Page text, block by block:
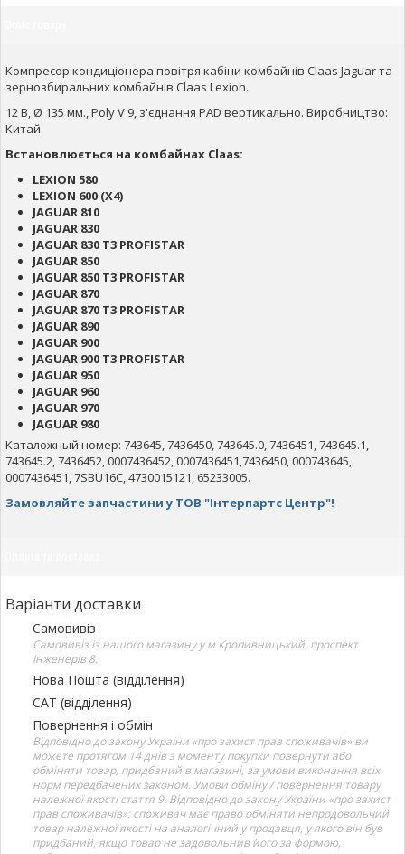
Компресор кондиціонера повітря кабіни комбайнів Claas Jaguar та
зернозбиральних комбайнів Claas Lexion.
12 В, Ø 135 мм., Poly V 9, з'єднання PAD вертикально. Виробництво:
Китай.
Встановлюється на комбайнах Claas:
LEXION 580
LEXION 600 (X4)
JAGUAR 810
JAGUAR 830
JAGUAR 830 T3 PROFISTAR
JAGUAR 850
JAGUAR 850 T3 PROFISTAR
JAGUAR 870
JAGUAR 870 T3 PROFISTAR
JAGUAR 890
JAGUAR 900
JAGUAR 900 T3 PROFISTAR
JAGUAR 950
JAGUAR 960
JAGUAR 970
JAGUAR 980
Каталожный номер: 743645, 7436450, 743645.0, 7436451, 743645.1,
743645.2, 7436452, 0007436452, 0007436451,7436450, 000743645,
0007436451, 7SBU16C, 4730015121, 65233005.
Замовляйте запчастини у ТОВ "Інтерпартс Центр"!
Варіанти доставки
Самовивіз
Самовивіз із нашого магазину у м Кропивницький, проспект
Інженерів 8.
Нова Пошта (відділення)
САТ (відділення)
Повернення і обмін
Відповідно до закону України «про захист прав споживачів» ви
можете протягом 14 днів з моменту покупки повернути або
обміняти товар, придбаний в магазині, за умови виконання всіх
норм передбачених законом. Умови обміну / повернення товару
належної якості стаття 9. Відповідно до закону України «про захист
прав споживачів»: споживач має право обміняти непродовольчий
товар належної якості на аналогічний у продавця, у якого він був
придбаний, якщо товар не задовольнив його за формою,